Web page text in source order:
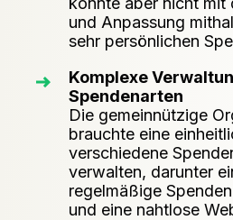
und Anpassung
sehr persönlichen
Komplexe
Spendenarten
Die gemeinnützige
brauchte eine
verschiedene
verwalten, darunter
regelmäßige
und eine nahtlose